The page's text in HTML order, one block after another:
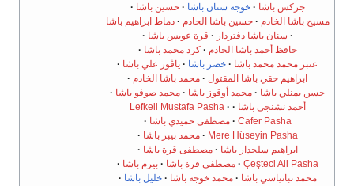
جركس باشا
خوجة سنان باشا
حسين باشا
مسيح باشا الخادم
حسين باشا الخادم
دماط ابراهيم باشا
سنان باشا دفتردار
قرة عويس باشا
حافظ أحمد باشا الخادم
كرد محمد باشا
عنبر محمد محمد باشا
خضر باشا
ياڤوز علي باشا
ابراهيم حقي باشا المقتول
محمد باشا الخادم
حسن يمنلي باشا
محمد أوقوز باشا
محمد صوفو باشا
أحمد نشنجي باشا
Lefkeli Mustafa Pasha
Cafer Pasha
مصطفى حميدي باشا
Mere Hüseyin Pasha
محمد بيبر باشا
ابراهيم سلحدار باشا
مصطفى قرة باشا
Çeşteci Ali Pasha
مصطفى قرة باشا
بيرم باشا
محمد تبانياسي باشا
محمد خوجة باشا
خليل باشا